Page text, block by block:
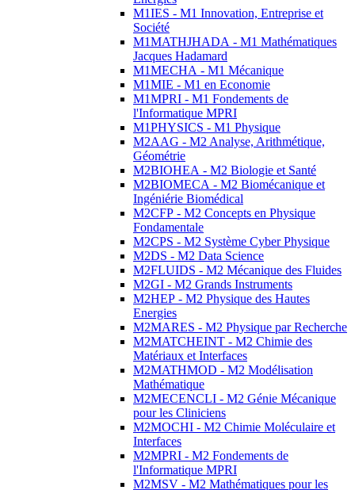
M1IES - M1 Innovation, Entreprise et
Société
M1MATHJHADA - M1 Mathématiques
Jacques Hadamard
M1MECHA - M1 Mécanique
M1MIE - M1 en Economie
M1MPRI - M1 Fondements de
l'Informatique MPRI
M1PHYSICS - M1 Physique
M2AAG - M2 Analyse, Arithmétique,
Géométrie
M2BIOHEA - M2 Biologie et Santé
M2BIOMECA - M2 Biomécanique et
Ingéniérie Biomédical
M2CFP - M2 Concepts en Physique
Fondamentale
M2CPS - M2 Système Cyber Physique
M2DS - M2 Data Science
M2FLUIDS - M2 Mécanique des Fluides
M2GI - M2 Grands Instruments
M2HEP - M2 Physique des Hautes
Energies
M2MARES - M2 Physique par Recherche
M2MATCHEINT - M2 Chimie des
Matériaux et Interfaces
M2MATHMOD - M2 Modélisation
Mathématique
M2MECENCLI - M2 Génie Mécanique
pour les Cliniciens
M2MOCHI - M2 Chimie Moléculaire et
Interfaces
M2MPRI - M2 Fondements de
l'Informatique MPRI
M2MSV - M2 Mathématiques pour les